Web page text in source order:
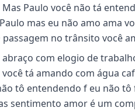
Mas Paulo você não tá
mas eu não amo ama
passagem no trânsito você
com elogio de
tá amando com água
tô entendendo f eu não
sentimento amor é um